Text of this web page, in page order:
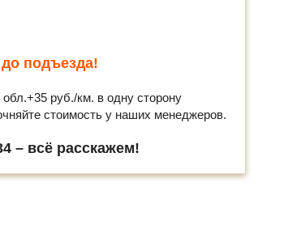
подъезда!
руб./км. в одну сторону
стоимость у наших менеджеров.
– всё расскажем!